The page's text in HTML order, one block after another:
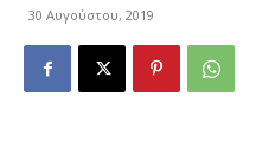
30 Αυγούστου, 2019